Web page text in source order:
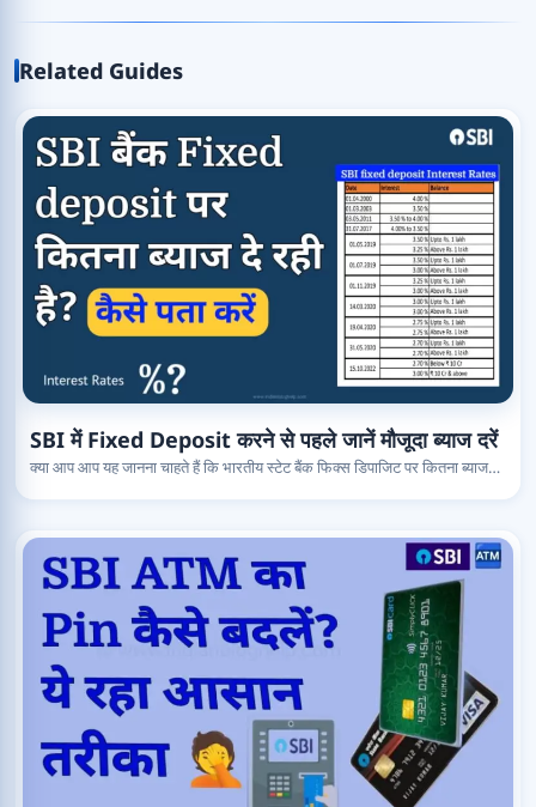
Related Guides
SBI में Fixed Deposit करने से पहले जानें मौजूदा ब्याज दरें
क्या आप आप यह जानना चाहते हैं कि भारतीय स्टेट बैंक फिक्स डिपाजिट पर कितना ब्याज…